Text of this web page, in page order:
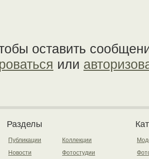
оставить
или
Разделы
Публикации
Новости
Коллекции
Фотостудии